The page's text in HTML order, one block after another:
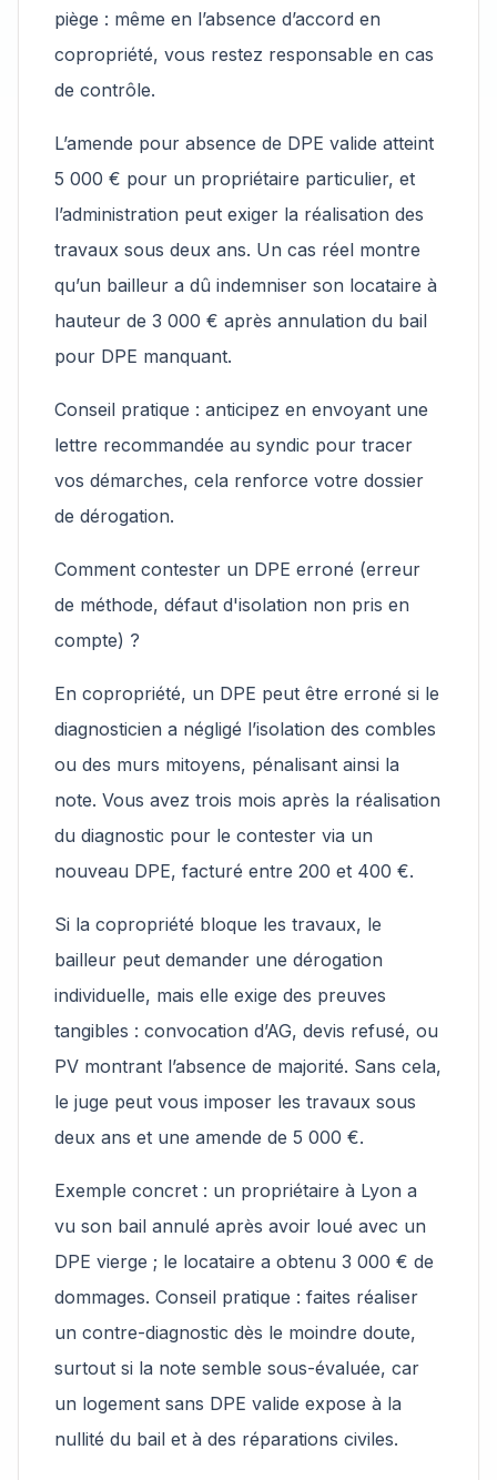
piège : même en l’absence d’accord en
copropriété, vous restez responsable en cas
de contrôle.
L’amende pour absence de DPE valide atteint
5 000 € pour un propriétaire particulier, et
l’administration peut exiger la réalisation des
travaux sous deux ans. Un cas réel montre
qu’un bailleur a dû indemniser son locataire à
hauteur de 3 000 € après annulation du bail
pour DPE manquant.
Conseil pratique : anticipez en envoyant une
lettre recommandée au syndic pour tracer
vos démarches, cela renforce votre dossier
de dérogation.
Comment contester un DPE erroné (erreur
de méthode, défaut d'isolation non pris en
compte) ?
En copropriété, un DPE peut être erroné si le
diagnosticien a négligé l’isolation des combles
ou des murs mitoyens, pénalisant ainsi la
note. Vous avez trois mois après la réalisation
du diagnostic pour le contester via un
nouveau DPE, facturé entre 200 et 400 €.
Si la copropriété bloque les travaux, le
bailleur peut demander une dérogation
individuelle, mais elle exige des preuves
tangibles : convocation d’AG, devis refusé, ou
PV montrant l’absence de majorité. Sans cela,
le juge peut vous imposer les travaux sous
deux ans et une amende de 5 000 €.
Exemple concret : un propriétaire à Lyon a
vu son bail annulé après avoir loué avec un
DPE vierge ; le locataire a obtenu 3 000 € de
dommages. Conseil pratique : faites réaliser
un contre-diagnostic dès le moindre doute,
surtout si la note semble sous-évaluée, car
un logement sans DPE valide expose à la
nullité du bail et à des réparations civiles.